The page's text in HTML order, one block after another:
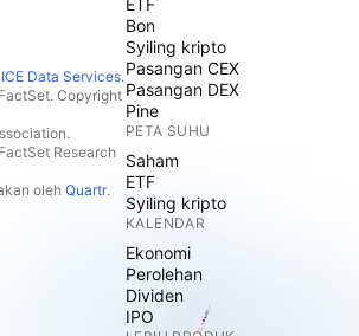
ICE Data Services.
Copyright
Research
oleh Quartr.
ETF
Bon
Syiling kripto
Pasangan CEX
Pasangan DEX
Pine
PETA SUHU
Saham
ETF
Syiling kripto
KALENDAR
Ekonomi
Perolehan
Dividen
IPO